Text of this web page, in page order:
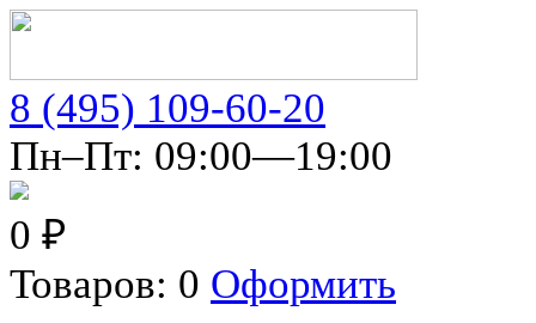
8 (495) 109-60-20
Пн–Пт: 09:00—19:00
0 ₽
Товаров: 0 Оформить